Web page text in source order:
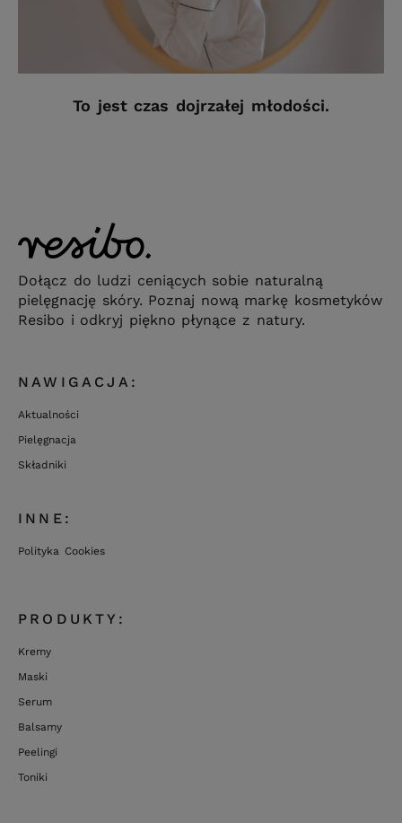
To jest czas dojrzałej młodości.
Dołącz do ludzi ceniących sobie naturalną
pielęgnację skóry. Poznaj nową markę kosmetyków
Resibo i odkryj piękno płynące z natury.
NAWIGACJA:
Aktualności
Pielęgnacja
Składniki
INNE:
Polityka Cookies
PRODUKTY:
Kremy
Maski
Serum
Balsamy
Peelingi
Toniki